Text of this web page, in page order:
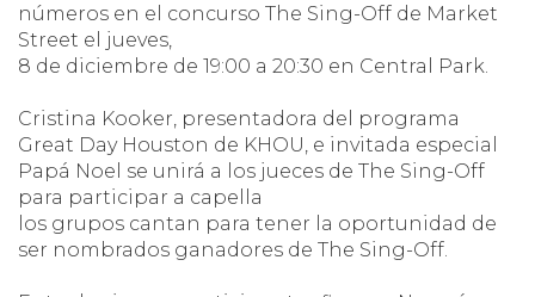
números en el concurso The Sing-Off de Market
Street el jueves,
8 de diciembre de 19:00 a 20:30 en Central Park.
Cristina Kooker, presentadora del programa
Great Day Houston de KHOU, e invitada especial
Papá Noel se unirá a los jueces de The Sing-Off
para participar a capella
los grupos cantan para tener la oportunidad de
ser nombrados ganadores de The Sing-Off.